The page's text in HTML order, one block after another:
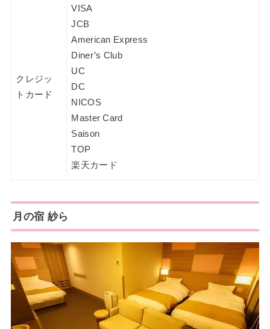
クレジッ
トカード
VISA
JCB
American Express
Diner’s Club
UC
DC
NICOS
Master Card
Saison
TOP
楽天カード
月の宿 紗ら